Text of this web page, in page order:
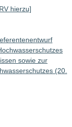
hierzu]
sowie zur
(20.